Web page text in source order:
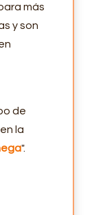
más
y son
de
la
".